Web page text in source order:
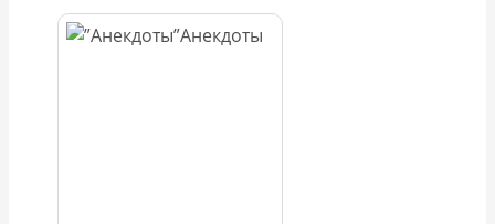
Анекдоты